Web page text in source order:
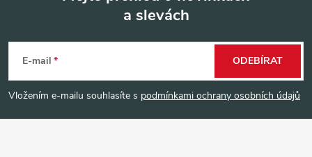
p
a
a slevách
E-mail
Vložením e-mailu souhlasíte s podmínkami ochrany osobních údajů
ODEBÍRAT